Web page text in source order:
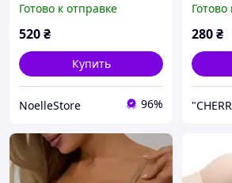
ап, бюстгальтер без
косточек
Готово к отправке
520₴
Купить
NoelleStore 96%
70-75
280₴